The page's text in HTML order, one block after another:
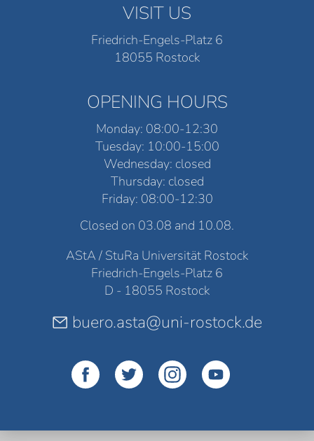
VISIT US
Friedrich-Engels-Platz 6
18055 Rostock
OPENING HOURS
Monday: 08:00-12:30
Tuesday: 10:00-15:00
Wednesday: closed
Thursday: closed
Friday: 08:00-12:30
Closed on 03.08 and 10.08.
AStA / StuRa Universität Rostock
Friedrich-Engels-Platz 6
D - 18055 Rostock
buero.asta@uni-rostock.de